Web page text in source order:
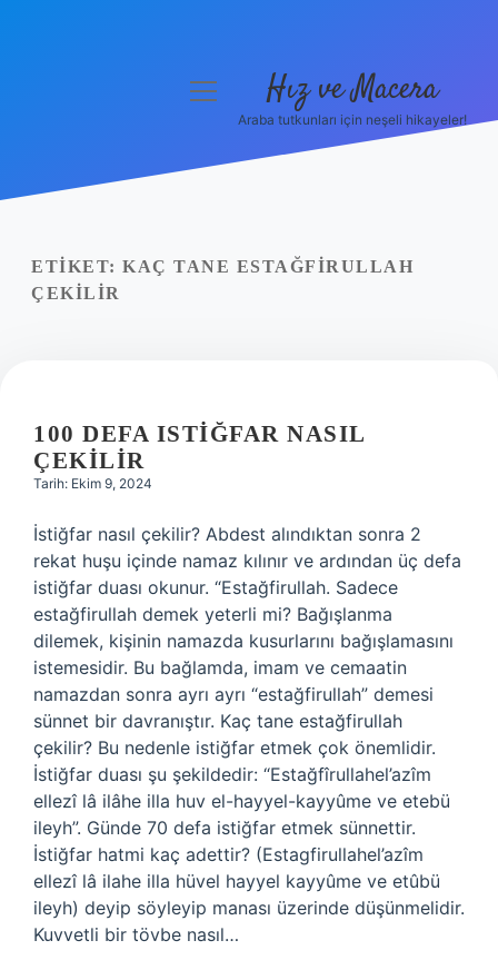
Yasal Uyarı
menüyü
Hız ve Macera
Araba tutkunları için neşeli hikayeler!
ETIKET: KAÇ TANE ESTAĞFIRULLAH
ÇEKILIR
100 DEFA ISTIĞFAR NASIL
ÇEKILIR
Tarih: Ekim 9, 2024
İstiğfar nasıl çekilir? Abdest alındıktan sonra 2
rekat huşu içinde namaz kılınır ve ardından üç defa
istiğfar duası okunur. “Estağfirullah. Sadece
estağfirullah demek yeterli mi? Bağışlanma
dilemek, kişinin namazda kusurlarını bağışlamasını
istemesidir. Bu bağlamda, imam ve cemaatin
namazdan sonra ayrı ayrı “estağfirullah” demesi
sünnet bir davranıştır. Kaç tane estağfirullah
çekilir? Bu nedenle istiğfar etmek çok önemlidir.
İstiğfar duası şu şekildedir: “Estağfîrullahel’azîm
ellezî lâ ilâhe illa huv el-hayyel-kayyûme ve etebü
ileyh”. Günde 70 defa istiğfar etmek sünnettir.
İstiğfar hatmi kaç adettir? (Estagfirullahel’azîm
ellezî lâ ilahe illa hüvel hayyel kayyûme ve etûbü
ileyh) deyip söyleyip manası üzerinde düşünmelidir.
Kuvvetli bir tövbe nasıl…